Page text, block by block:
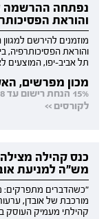
נפתחה ההרשמה
והוראת
מוזמנים להירשם
והוראת
תל אביב-יפו, המוצעים
מכון מפרשים,
לקורסים >>
כנס קהילה
מש"ה למניעת
"כשהדברים מתפרקים:
מורכבת של אובדן,
קהילתי מעמיק העוסק